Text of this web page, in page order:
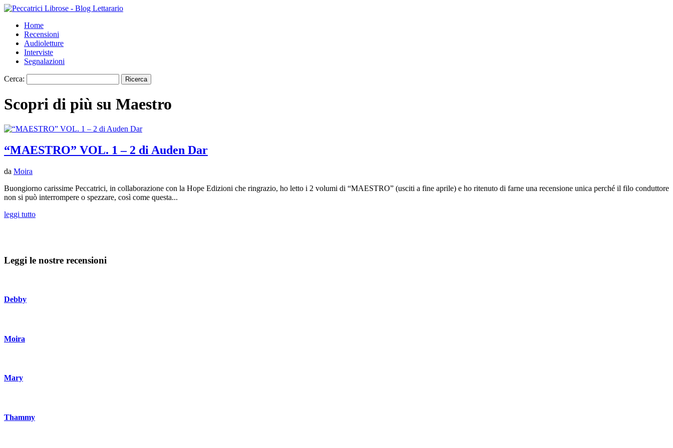
Home
Recensioni
Audioletture
Interviste
Segnalazioni
Cerca:
Scopri di più su Maestro
“MAESTRO” VOL. 1 – 2 di Auden Dar
da Moira
Buongiorno carissime Peccatrici, in collaborazione con la Hope Edizioni che ringrazio, ho letto i 2 volumi di “MAESTRO” (usciti a fine aprile) e ho ritenuto di farne una recensione unica perché il filo conduttore
non si può interrompere o spezzare, così come questa...
leggi tutto
Leggi le nostre recensioni
Debby
Moira
Mary
Thammy